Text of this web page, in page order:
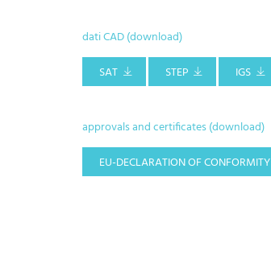
dati CAD (download)
SAT
STEP IGS
approvals and certificates (download)
EU-DECLARATION OF CONFORMITY